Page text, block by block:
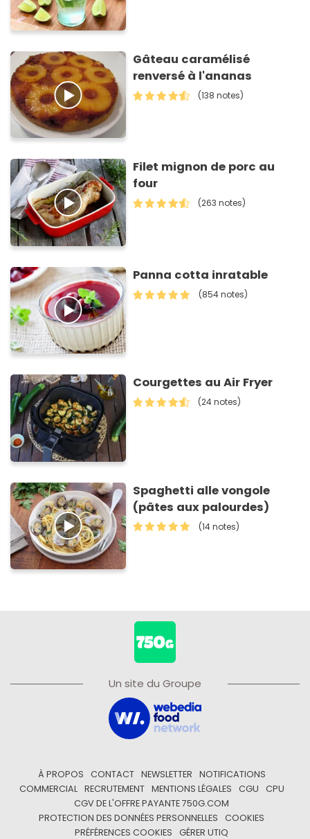
Gâteau caramélisé
renversé à l'ananas
(138 notes)
Filet mignon de porc au
four
(263 notes)
Panna cotta inratable
(854 notes)
Courgettes au Air Fryer
(24 notes)
Spaghetti alle vongole
(pâtes aux palourdes)
(14 notes)
Un site du Groupe
À PROPOS CONTACT NEWSLETTER
NOTIFICATIONS
COMMERCIAL
RECRUTEMENT MENTIONS LÉGALES CGU
CPU
CGV DE L'OFFRE PAYANTE 750G.COM
PROTECTION DES DONNÉES PERSONNELLES
COOKIES
PRÉFÉRENCES COOKIES
GÉRER UTIQ